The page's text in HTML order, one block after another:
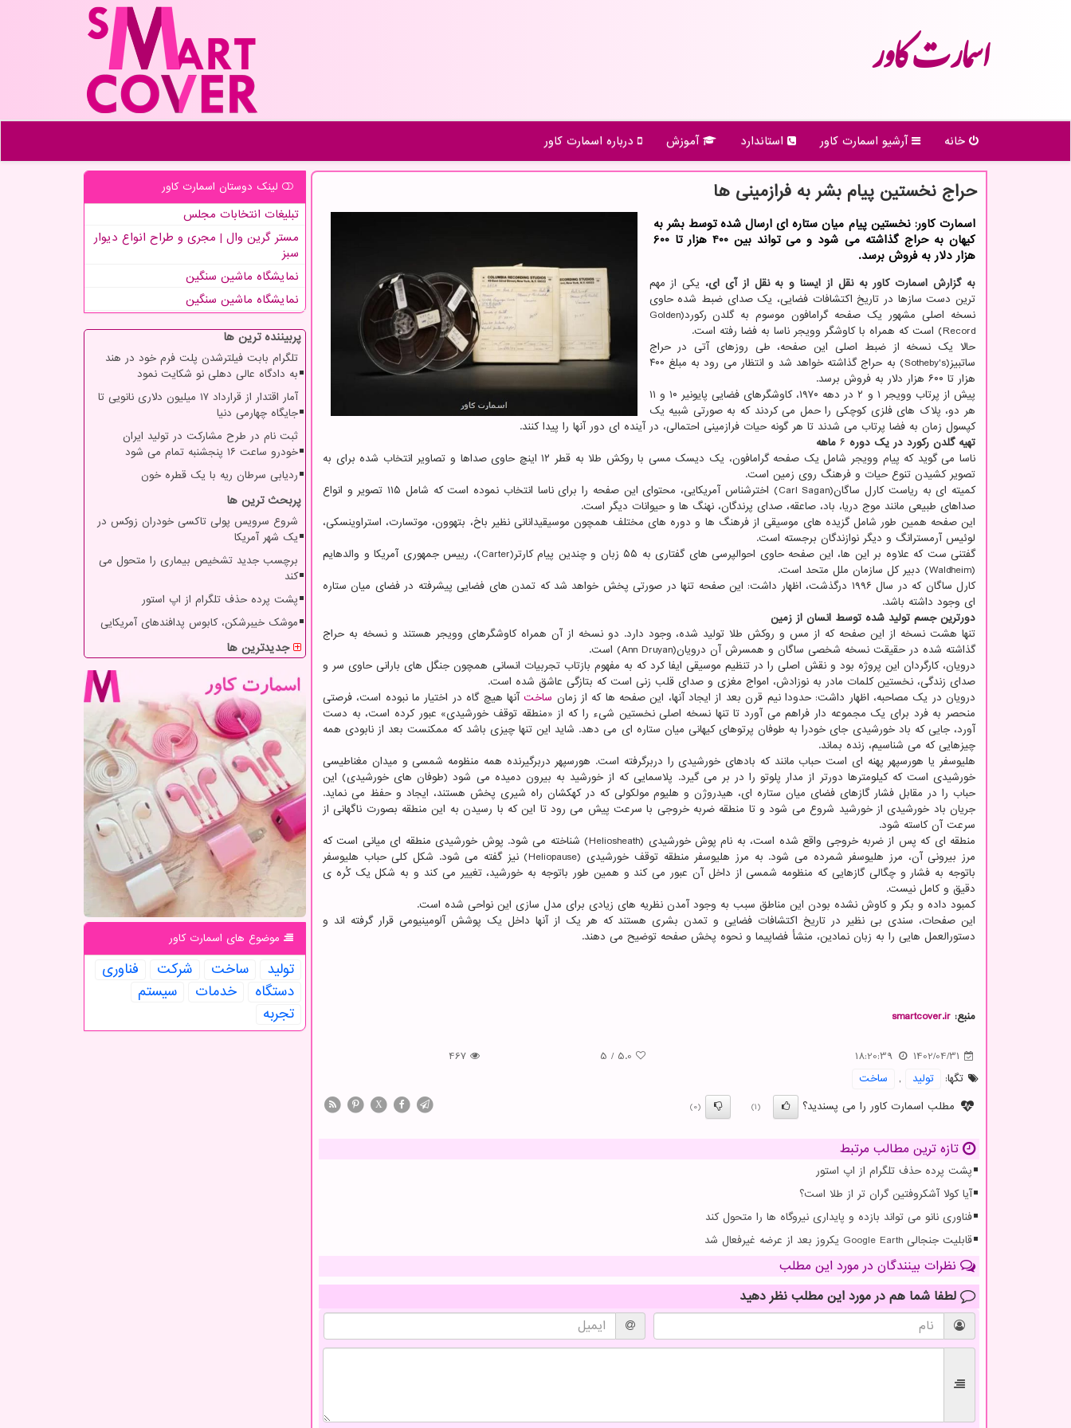
اسمارت كاور
خانه آرشیو اسمارت كاور استاندارد آموزش درباره اسمارت كاور
حراج نخستین پیام بشر به فرازمینی ها
اسمارت کاور: نخستین پیام میان ستاره ای ارسال شده توسط بشر به
کیهان به حراج گذاشته می شود و می تواند بین 400 هزار تا 600
هزار دلار به فروش برسد.
به گزارش اسمارت کاور به نقل از ایسنا و به نقل از آی ای، یکی از مهم
ترین دست سازها در تاریخ اکتشافات فضایی، یک صدای ضبط شده حاوی
نسخه اصلی مشهور یک صفحه گرامافون موسوم به گلدن رکورد(Golden
Record) است که همراه با کاوشگر وویجر ناسا به فضا رفته است.
حالا یک نسخه از ضبط اصلی این صفحه، طی روزهای آتی در حراج
ساتبیز(Sotheby's) به حراج گذاشته خواهد شد و انتظار می رود به مبلغ ۴۰۰
هزار تا ۶۰۰ هزار دلار به فروش برسد.
پیش از پرتاب وویجر ۱ و ۲ در دهه ۱۹۷۰، کاوشگرهای فضایی پایونیر ۱۰ و ۱۱
هر دو، پلاک های فلزی کوچکی را حمل می کردند که به صورتی شبیه یک
کپسول زمان به فضا پرتاب می شدند تا هر گونه حیات فرازمینی احتمالی، در آینده ای دور آنها را پیدا کنند.
تهیه گلدن رکورد در یک دوره ۶ ماهه
ناسا می گوید که پیام وویجر شامل یک صفحه گرامافون، یک دیسک مسی با روکش طلا به قطر ۱۲ اینچ حاوی صداها و تصاویر انتخاب شده برای به
تصویر کشیدن تنوع حیات و فرهنگ روی زمین است.
کمیته ای به ریاست کارل ساگان(Carl Sagan) اخترشناس آمریکایی، محتوای این صفحه را برای ناسا انتخاب نموده است که شامل ۱۱۵ تصویر و انواع
صداهای طبیعی مانند موج دریا، باد، صاعقه، صدای پرندگان، نهنگ ها و حیوانات دیگر است.
این صفحه همین طور شامل گزیده های موسیقی از فرهنگ ها و دوره های مختلف همچون موسیقیدانانی نظیر باخ، بتهوون، موتسارت، استراوینسکی،
لوئیس آرمسترانگ و دیگر نوازندگان برجسته است.
گفتنی ست که علاوه بر این ها، این صفحه حاوی احوالپرسی های گفتاری به ۵۵ زبان و چندین پیام کارتر(Carter)، رییس جمهوری آمریکا و والدهایم
(Waldheim) دبیر کل سازمان ملل متحد است.
کارل ساگان که در سال ۱۹۹۶ درگذشت، اظهار داشت: این صفحه تنها در صورتی پخش خواهد شد که تمدن های فضایی پیشرفته در فضای میان ستاره
ای وجود داشته باشد.
دورترین جسم تولید شده توسط انسان از زمین
تنها هشت نسخه از این صفحه که از مس و روکش طلا تولید شده، وجود دارد. دو نسخه از آن همراه کاوشگرهای وویجر هستند و نسخه به حراج
گذاشته شده در حقیقت نسخه شخصی ساگان و همسرش آن درویان(Ann Druyan) است.
درویان، کارگردان این پروژه بود و نقش اصلی را در تنظیم موسیقی ایفا کرد که به مفهوم بازتاب تجربیات انسانی همچون جنگل های بارانی حاوی سر و
صدای زندگی، نخستین کلمات مادر به نوزادش، امواج مغزی و صدای قلب زنی است که بتازگی عاشق شده است.
درویان در یک مصاحبه، اظهار داشت: حدودا نیم قرن بعد از ایجاد آنها، این صفحه ها که از زمان ساختآنها هیچ گاه در اختیار ما نبوده است، فرصتی
منحصر به فرد برای یک مجموعه دار فراهم می آورد تا تنها نسخه اصلی نخستین شیء را که از «منطقه توقف خورشیدی» عبور کرده است، به دست
آورد، جایی که باد خورشیدی جای خودرا به طوفان پرتوهای کیهانی میان ستاره ای می دهد. شاید این تنها چیزی باشد که ممکنست بعد از نابودی همه
چیزهایی که می شناسیم، زنده بماند.
هلیوسفر یا هورسپهر پهنه ای است حباب مانند که بادهای خورشیدی را دربرگرفته است. هورسپهر دربرگیرنده همه منظومه شمسی و میدان مغناطیسی
خورشیدی است که کیلومترها دورتر از مدار پلوتو را در بر می گیرد. پلاسمایی که از خورشید به بیرون دمیده می شود (طوفان های خورشیدی) این
حباب را در مقابل فشار گازهای فضای میان ستاره ای، هیدروژن و هلیوم مولکولی که در کهکشان راه شیری پخش هستند، ایجاد و حفظ می نماید.
جریان باد خورشیدی از خورشید شروع می شود و تا منطقه ضربه خروجی با سرعت پیش می رود تا این که با رسیدن به این منطقه بصورت ناگهانی از
سرعت آن کاسته شود.
منطقه ای که پس از ضربه خروجی واقع شده است، به نام پوش خورشیدی (Heliosheath) شناخته می شود. پوش خورشیدی منطقه ای میانی است که
مرز بیرونی آن، مرز هلیوسفر شمرده می شود. به مرز هلیوسفر منطقه توقف خورشیدی (Heliopause) نیز گفته می شود. شکل کلی حباب هلیوسفر
باتوجه به فشار و چگالی گازهایی که منظومه شمسی از داخل آن عبور می کند و همین طور باتوجه به خورشید، تغییر می کند و به شکل یک کُره ی
دقیق و کامل نیست.
کمبود داده و بکر و کاوش نشده بودن این مناطق سبب به وجود آمدن نظریه های زیادی برای مدل سازی این نواحی شده است.
این صفحات، سندی بی نظیر در تاریخ اکتشافات فضایی و تمدن بشری هستند که هر یک از آنها داخل یک پوشش آلومینیومی قرار گرفته اند و
دستورالعمل هایی را به زبان نمادین، منشأ فضاپیما و نحوه پخش صفحه توضیح می دهند.
منبع: smartcover.ir
1402/04/31
18:20:39
5.0
/
5
467
تگها:
تولید ,
ساخت
مطلب اسمارت کاور را می پسندید؟
(1)
(0)
X
تازه ترین مطالب مرتبط
پشت پرده حذف تلگرام از اپ استور
آیا کولا آشکروفتین گران تر از طلا است؟
فناوری نانو می تواند بازده و پایداری نیروگاه ها را متحول کند
قابلیت جنجالی Google Earth یکروز بعد از عرضه غیرفعال شد
نظرات بینندگان در مورد این مطلب
لطفا شما هم در مورد این مطلب نظر دهید
لینک دوستان اسمارت كاور
تبلیغات انتخابات مجلس
مستر گرین وال | مجری و طراح انواع دیوار
سبز
نمایشگاه ماشین سنگین
نمایشگاه ماشین سنگین
پربیننده ترین ها
تلگرام بابت فیلترشدن پلت فرم خود در هند
به دادگاه عالی دهلی نو شکایت نمود
آمار اقتدار از قرارداد ۱۷ میلیون دلاری نانویی تا
جایگاه چهارمی دنیا
ثبت نام در طرح مشارکت در تولید ایران
خودرو ساعت ۱۶ پنجشنبه تمام می شود
ردیابی سرطان ریه با یک قطره خون
پربحث ترین ها
شروع سرویس پولی تاکسی خودران زوکس در
یک شهر آمریکا
برچسب جدید تشخیص بیماری را متحول می
کند
پشت پرده حذف تلگرام از اپ استور
موشک خیبرشکن، کابوس پدافندهای آمریکایی
جدیدترین ها
موضوع های اسمارت كاور
تولید ساخت شركت
فناوری
دستگاه
خدمات
سیستم
تجربه